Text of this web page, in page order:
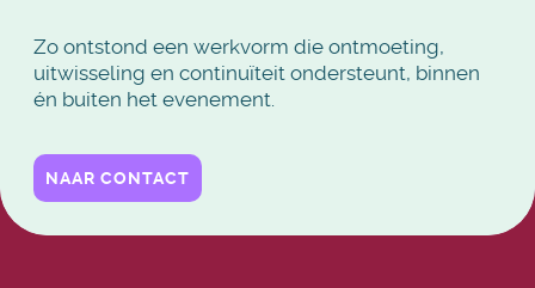
Zo ontstond een werkvorm die ontmoeting,
uitwisseling en continuïteit ondersteunt, binnen
én buiten het evenement.
NAAR CONTACT